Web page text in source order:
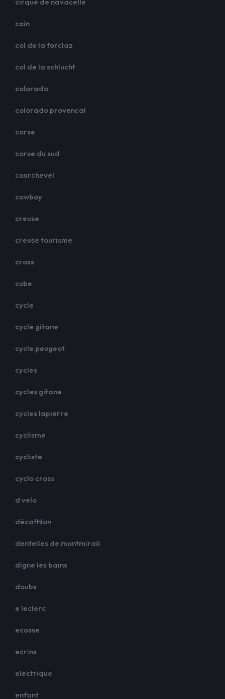
coin
col de la forclaz
col de la schlucht
colorado
colorado provencal
corse
corse du sud
courchevel
cowboy
creuse
creuse tourisme
cross
cube
cycle
cycle gitane
cycle peugeot
cycles
cycles gitane
cycles lapierre
cyclisme
cycliste
cyclo cross
d velo
décathlon
dentelles de montmirail
digne les bains
doubs
e leclerc
ecosse
ecrins
electrique
enfant